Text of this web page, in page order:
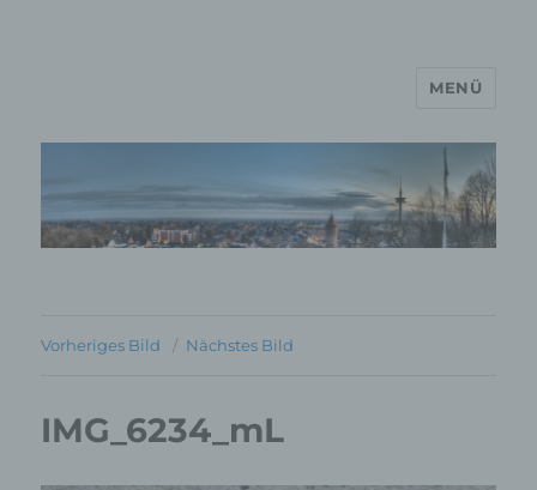
MP Mario Porten Beratung
Training Coaching
MENÜ
Vorheriges Bild Nächstes Bild
IMG_6234_mL